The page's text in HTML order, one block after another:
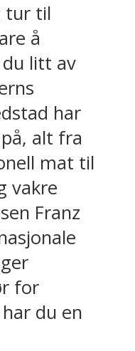
tur til
å
litt av
har
alt fra
mat til
vakre
Franz
for
du en